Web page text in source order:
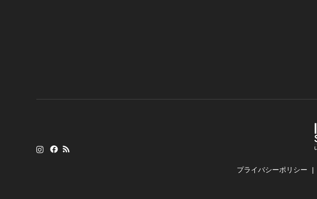
プライバシーポリシー